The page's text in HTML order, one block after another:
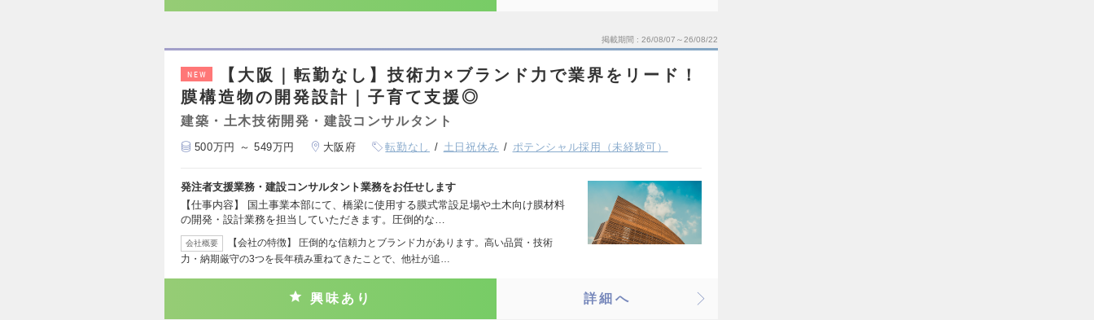
掲載期間 26/08/07～26/08/22
NEW
【大阪｜転勤なし】技術力×ブランド力で業界をリード！
膜構造物の開発設計｜子育て支援◎
建築・土木技術開発・建設コンサルタント
500万円 ～ 549万円 大阪府 転勤なし 土日祝休み ポテンシャル採用（未経験可）
発注者支援業務・建設コンサルタント業務をお任せします
【仕事内容】 国土事業本部にて、橋梁に使用する膜式常設足場や土木向け膜材料
の開発・設計業務を担当していただきます。圧倒的な…
会社概要
【会社の特徴】 圧倒的な信頼力とブランド力があります。高い品質・技術
力・納期厳守の3つを長年積み重ねてきたことで、他社が追…
興味あり 詳細へ